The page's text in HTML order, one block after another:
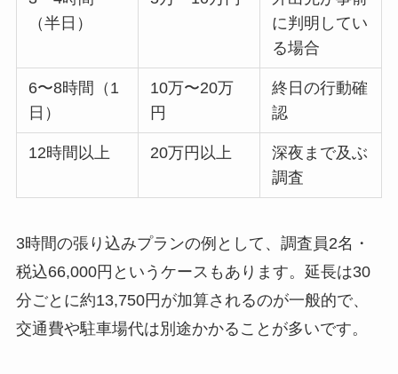
（半日）
に判明してい
る場合
6〜8時間（1
日）
10万〜20万
円
終日の行動確
認
12時間以上 20万円以上
深夜まで及ぶ
調査
3時間の張り込みプランの例として、調査員2名・
税込66,000円というケースもあります。延長は30
分ごとに約13,750円が加算されるのが一般的で、
交通費や駐車場代は別途かかることが多いです。